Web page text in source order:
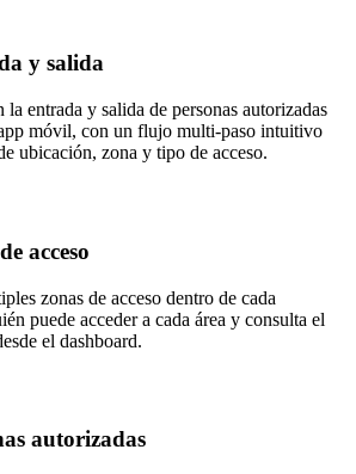
y salida
entrada y salida de personas autorizadas
móvil, con un flujo multi-paso intuitivo
ubicación, zona y tipo de acceso.
acceso
zonas de acceso dentro de cada
puede acceder a cada área y consulta el
el dashboard.
autorizadas